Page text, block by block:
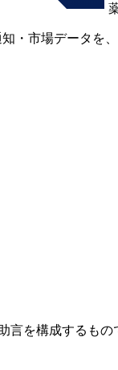
・市場データを
を構成するもの